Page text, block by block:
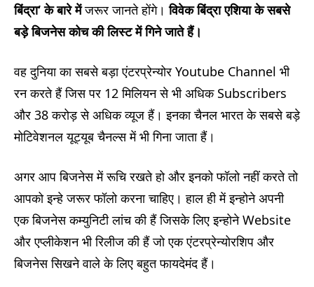
बिंद्रा‘के बारे मेंजरूर जानते होंगे।विवेक बिंद्रा एशिया के सबसे
बड़े बिजनेस कोच की लिस्ट में गिने जाते हैं।
वह दुनिया का सबसे बड़ा एंटरप्रेन्योर Youtube Channel भी
रन करते हैं जिस पर 12 मिलियन से भी अधिक Subscribers
और 38 करोड़ से अधिक व्यूज हैं। इनका चैनल भारत के सबसे बड़े
मोटिवेशनल यूट्यूब चैनल्स में भी गिना जाता हैं।
अगर आप बिजनेस में रूचि रखते हो और इनको फॉलो नहीं करते तो
आपको इन्हे जरूर फॉलो करना चाहिए। हाल ही में इन्होने अपनी
एक बिजनेस कम्युनिटी लांच की हैं जिसके लिए इन्होने Website
और एप्लीकेशन भी रिलीज की हैं जो एक एंटरप्रेन्योरशिप और
बिजनेस सिखने वाले के लिए बहुत फायदेमंद हैं।